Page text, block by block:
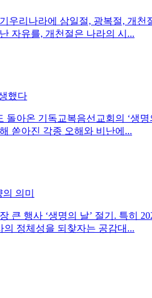
우리나라에 삼일절, 광복절, 개
자유를, 개천절은 나라의 시...
했다
아온 기독교복음선교회의 ‘생
쏟아진 각종 오해와 비난에...
의미
큰 행사 ‘생명의 날’ 절기. 특히
정체성을 되찾자는 공감대...